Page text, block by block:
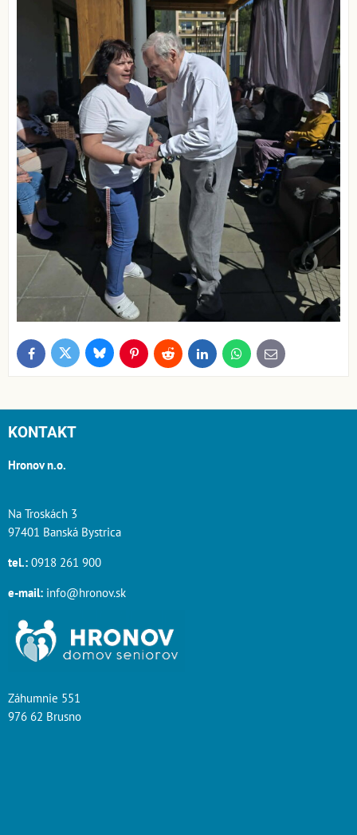
FacebookTwitter BlueskyPinterestReddit LinkedInWhatsApp
E-
mail
KONTAKT
Hronov n.o.
Na Troskách 3
97401 Banská Bystrica
tel.: 0918 261 900
e-mail: info@hronov.sk
Záhumnie 551
976 62 Brusno